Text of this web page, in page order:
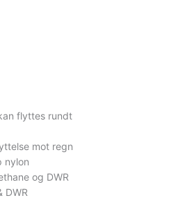
flyttes rundt
mot regn
nylon
og DWR
DWR